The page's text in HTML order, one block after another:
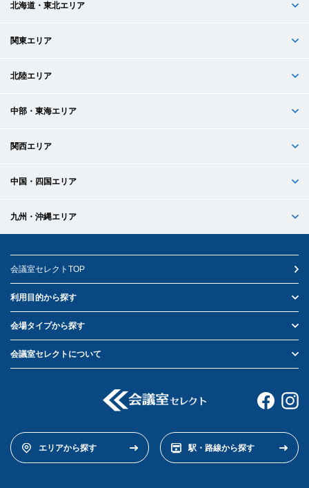
北海道・東北エリア
関東エリア
北陸エリア
中部・東海エリア
関西エリア
中国・四国エリア
九州・沖縄エリア
会議室セレクトTOP
利用目的から探す
会場タイプから探す
会議室セレクトについて
エリアから探す 駅・路線から探す